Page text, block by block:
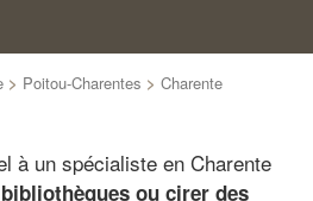
> Poitou-Charentes > Charente
à un spécialiste en Charente
ou cirer des